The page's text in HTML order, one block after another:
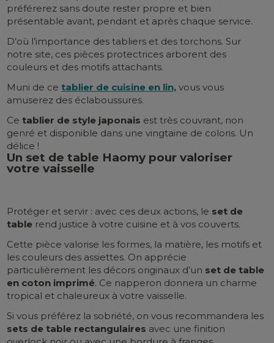
préférerez sans doute rester propre et bien
présentable avant, pendant et après chaque service.
D’où l’importance des tabliers et des torchons. Sur
notre site, ces pièces protectrices arborent des
couleurs et des motifs attachants.
Muni de cetablier de cuisine en lin, vous vous
amuserez des éclaboussures.
Ce tablier de style japonais est très couvrant, non
genré et disponible dans une vingtaine de coloris. Un
délice !
Un set de table Haomy pour valoriser
votre vaisselle
Protéger et servir : avec ces deux actions, le set de
table rend justice à votre cuisine et à vos couverts.
Cette pièce valorise les formes, la matière, les motifs et
les couleurs des assiettes. On apprécie
particulièrement les décors originaux d’un set de table
en coton imprimé. Ce napperon donnera un charme
tropical et chaleureux à votre vaisselle.
Si vous préférez la sobriété, on vous recommandera les
sets de table rectangulaires avec une finition